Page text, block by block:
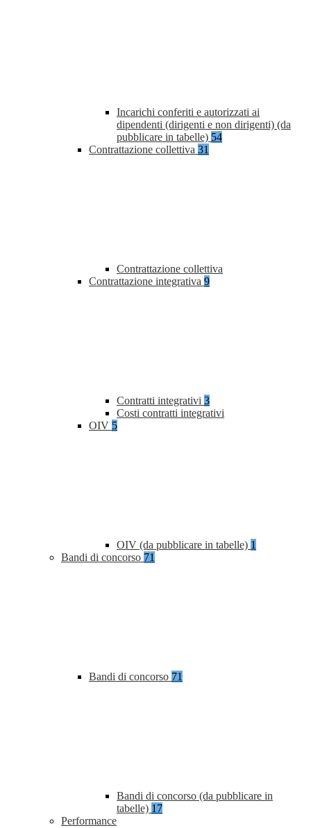
Incarichi conferiti e autorizzati ai
dipendenti (dirigenti e non dirigenti) (da
pubblicare in tabelle) 54
Contrattazione collettiva 31
Contrattazione collettiva
Contrattazione integrativa 9
Contratti integrativi 3
Costi contratti integrativi
OIV 5
OIV (da pubblicare in tabelle) 1
Bandi di concorso 71
Bandi di concorso 71
Bandi di concorso (da pubblicare in
tabelle) 17
Performance